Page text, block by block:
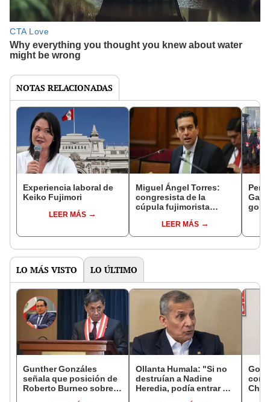
NOTAS RELACIONADAS
Experiencia laboral de
Keiko Fujimori
LEER MÁS
Miguel Ángel Torres:
congresista de la
cúpula fujimorista
del SenadoLEER MÁS
LO MÁS VISTO LO ÚLTIMO
Gunther Gonzáles
señala que posición de
Roberto Burneo sobre
Ollanta Humala: "Si no
destruían a Nadine
Heredia, podía entrar en